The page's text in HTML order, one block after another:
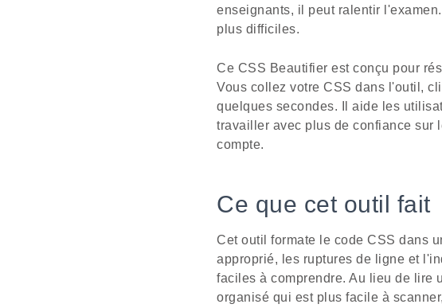
enseignants, il peut ralentir
plus difficiles.
Ce CSS Beautifier est conçu pour
Vous collez votre CSS dans l'outil,
quelques secondes. Il aide les
travailler avec plus de confiance sur
compte.
Ce que cet outil fait
Cet outil formate le code CSS dans
approprié, les ruptures de ligne et
faciles à comprendre. Au lieu de lire
organisé qui est plus facile à